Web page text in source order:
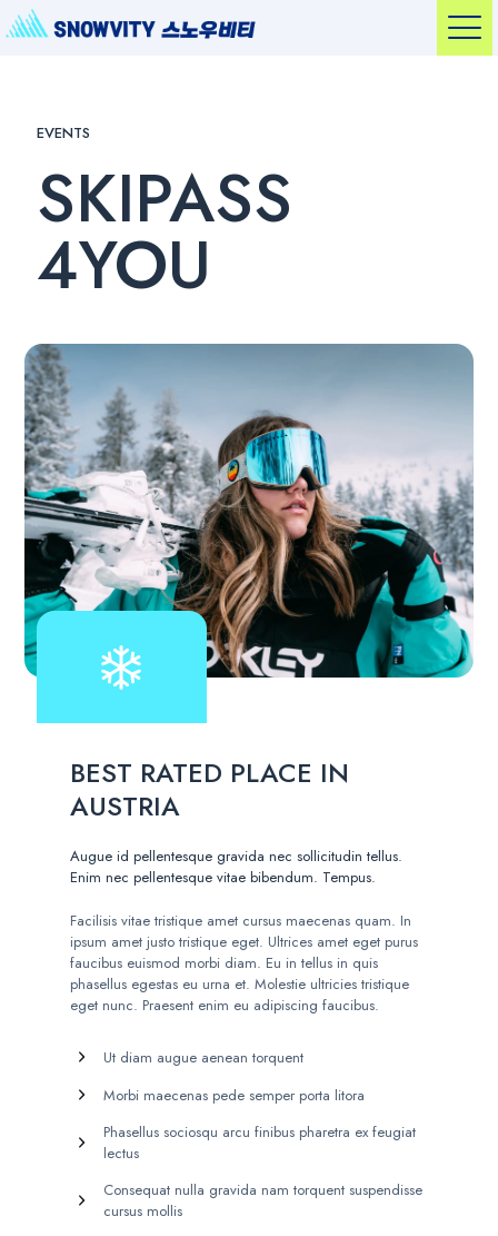
EVENTS
SKIPASS
4YOU
BEST RATED PLACE IN
AUSTRIA
Augue id pellentesque gravida nec sollicitudin tellus.
Enim nec pellentesque vitae bibendum. Tempus.
Facilisis vitae tristique amet cursus maecenas quam. In
ipsum amet justo tristique eget. Ultrices amet eget purus
faucibus euismod morbi diam. Eu in tellus in quis
phasellus egestas eu urna et. Molestie ultricies tristique
eget nunc. Praesent enim eu adipiscing faucibus.
Ut diam augue aenean torquent
Morbi maecenas pede semper porta litora
Phasellus sociosqu arcu finibus pharetra ex feugiat
lectus
Consequat nulla gravida nam torquent suspendisse
cursus mollis